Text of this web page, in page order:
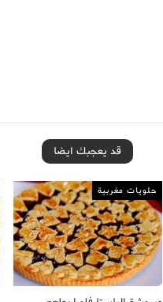
قد يعجبك ايضا
حلويات مغربية